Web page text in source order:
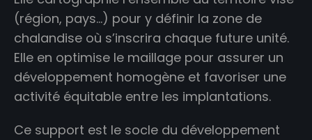
(région, pays…) pour y définir la zone de
chalandise où s’inscrira chaque future unité.
Elle en optimise le maillage pour assurer un
développement homogène et favoriser une
activité équitable entre les implantations.
Ce support est le socle du développement